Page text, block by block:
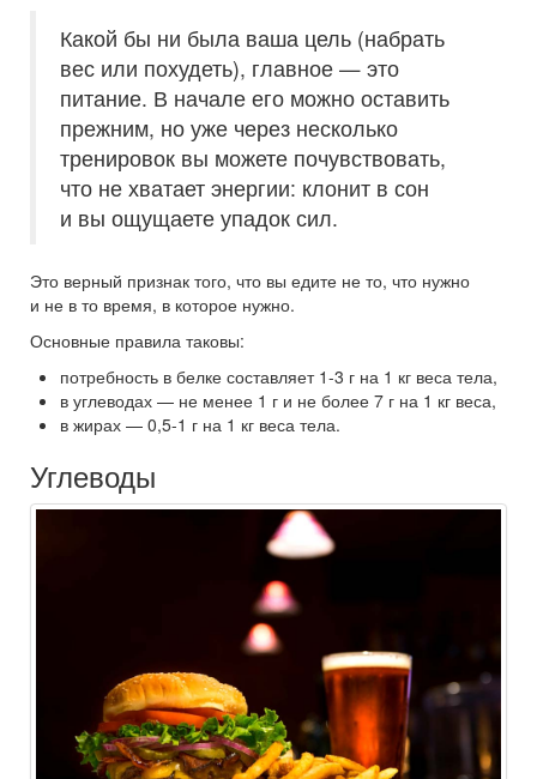
Какой бы ни была ваша цель (набрать
вес или похудеть), главное — это
питание. В начале его можно оставить
прежним, но уже через несколько
тренировок вы можете почувствовать,
что не хватает энергии: клонит в сон
и вы ощущаете упадок сил.
Это верный признак того, что вы едите не то, что нужно
и не в то время, в которое нужно.
Основные правила таковы:
потребность в белке составляет 1-3 г на 1 кг веса тела,
в углеводах — не менее 1 г и не более 7 г на 1 кг веса,
в жирах — 0,5-1 г на 1 кг веса тела.
Углеводы